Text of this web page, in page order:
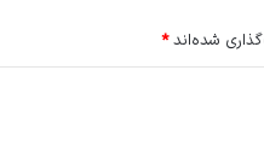
شده‌اند*